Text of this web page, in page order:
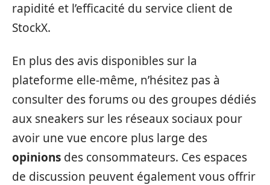
rapidité et l’efficacité du service client de
StockX.
En plus des avis disponibles sur la
plateforme elle-même, n’hésitez pas à
consulter des forums ou des groupes dédiés
aux sneakers sur les réseaux sociaux pour
avoir une vue encore plus large des
opinions des consommateurs. Ces espaces
de discussion peuvent également vous offrir